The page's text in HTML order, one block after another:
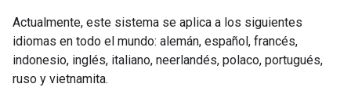
Actualmente, este sistema se aplica a los siguientes
idiomas en todo el mundo: alemán, español, francés,
indonesio, inglés, italiano, neerlandés, polaco, portugués,
ruso y vietnamita.